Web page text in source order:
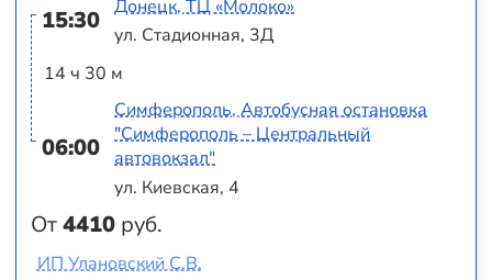
15:30
14 ч 30 м
06:00
От4410 руб.
Донецк, ТЦ «Молоко»
ул. Стадионная, 3Д
Симферополь, Автобусная остановка
"Симферополь – Центральный
автовокзал"
ул. Киевская, 4
ИП Улановский С.В.